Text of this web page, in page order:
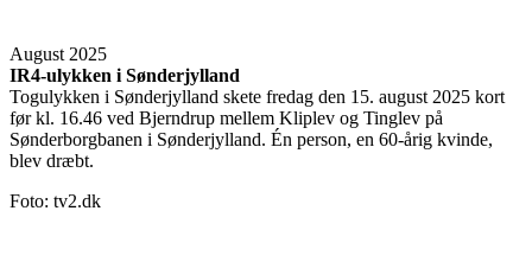
August 2025
IR4-ulykken i Sønderjylland
Togulykken i Sønderjylland skete fredag den 15. august 2025 kort
før kl. 16.46 ved Bjerndrup mellem Kliplev og Tinglev på
Sønderborgbanen i Sønderjylland. Én person, en 60-årig kvinde,
blev dræbt.
Foto: tv2.dk